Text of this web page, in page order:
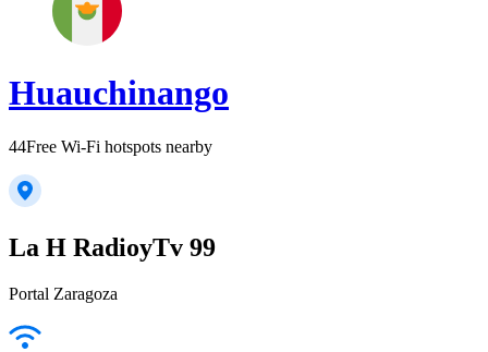
Huauchinango
44Free Wi-Fi hotspots nearby
La H RadioyTv 99
Portal Zaragoza